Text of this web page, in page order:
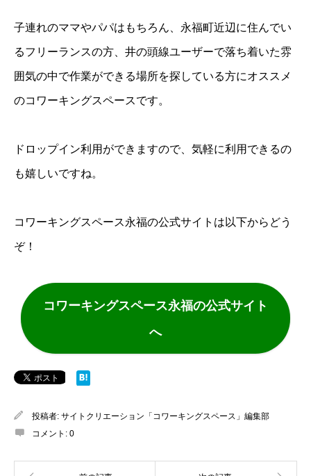
子連れのママやパパはもちろん、永福町近辺に住んでい
るフリーランスの方、井の頭線ユーザーで落ち着いた雰
囲気の中で作業ができる場所を探している方にオススメ
のコワーキングスペースです。
ドロップイン利用ができますので、気軽に利用できるの
も嬉しいですね。
コワーキングスペース永福の公式サイトは以下からどう
ぞ！
コワーキングスペース永福の公式サイト
へ
投稿者: サイトクリエーション「コワーキングスペース」編集部
コメント: 0